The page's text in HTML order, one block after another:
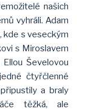
našich
vyhráli. Adam
kde s veseckým
s Miroslavem
Ševelovou
čtyřčlenné
a braly
těžká, ale